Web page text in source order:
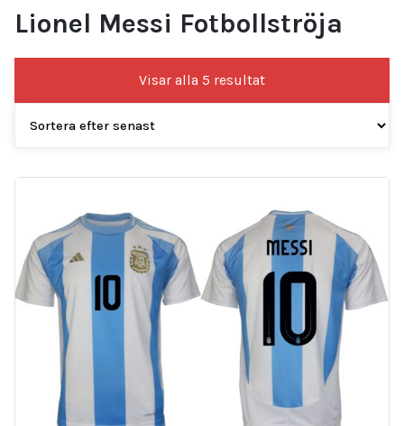
Lionel Messi Fotbollströja
Visar alla 5 resultatSortera
efter